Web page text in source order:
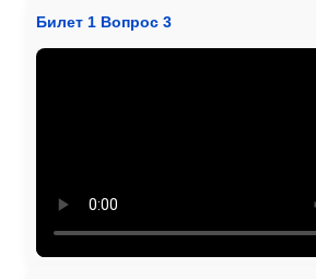
Билет 1 Вопрос 3